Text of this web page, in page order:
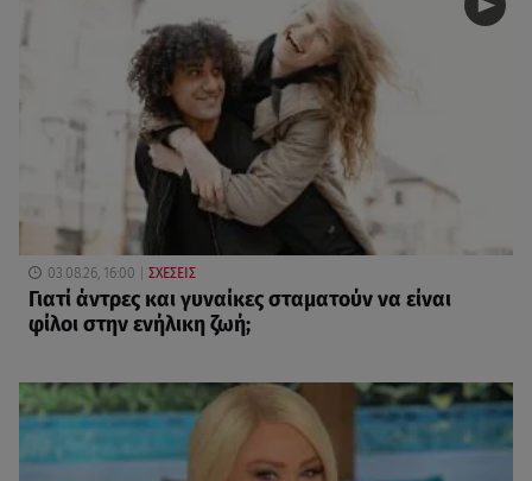
03.08.26, 16:00 ΣΧΕΣΕΙΣ
Γιατί άντρες και γυναίκες σταματούν να είναι
φίλοι στην ενήλικη ζωή;